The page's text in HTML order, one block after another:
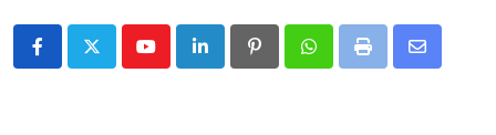
YoutubeLinkedIn PinterestWhatsappPrint
Share